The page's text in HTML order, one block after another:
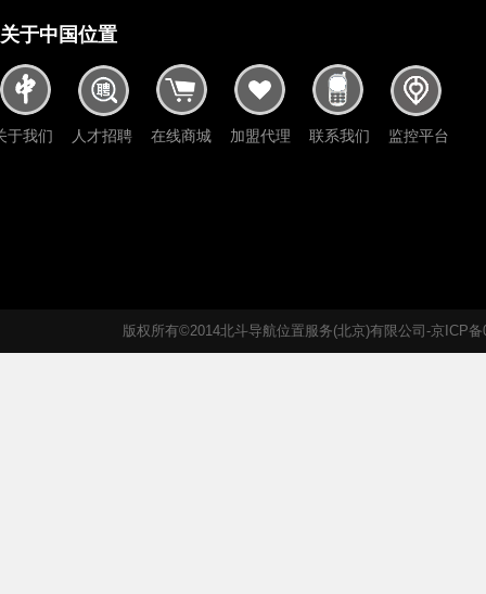
关于中国位置
于我们 人才招聘 在线商城 加盟代理 联系我们 监控平台
版权所有©2014北斗导航位置服务(北京)有限公司-京ICP